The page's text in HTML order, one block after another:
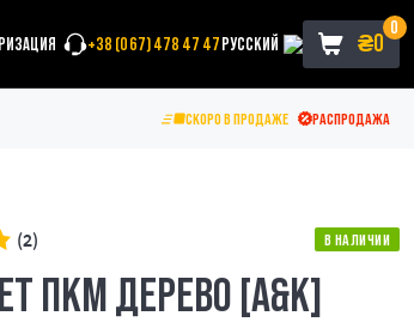
+38 (067) 478 47 47РУССКИЙ
0
₴0
СКОРО В ПРОДАЖЕ РАСПРОДАЖА
(2) В НАЛИЧИИ
ПКМ ДЕРЕВО [A&K]